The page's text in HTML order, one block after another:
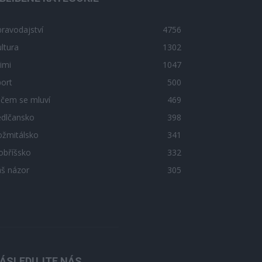
4756
1302
1047
500
se mluví
469
398
341
332
názor
305